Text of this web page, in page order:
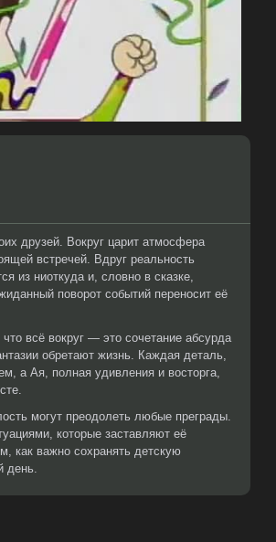
друзей. Вокруг царит атмосфера
встречей. Вдруг реальность
из ниоткуда и, словно в сказке,
поворот событий переносит её
всё вокруг — это сочетание абсурда
обретают жизнь. Каждая деталь,
а Ая, полная удивления и восторга,
могут преодолеть любые преграды.
которые заставляют её
как важно сохранять детскую
день.